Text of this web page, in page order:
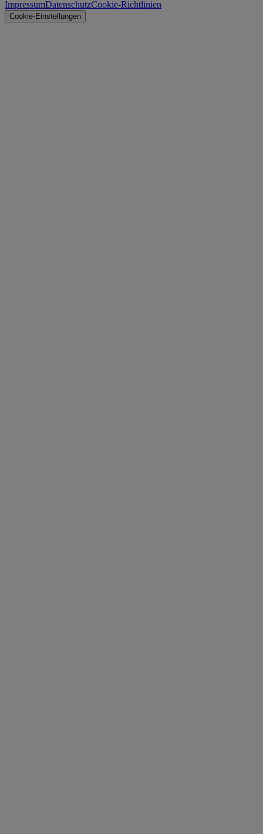
ImpressumDatenschutzCookie-Richtlinien
Cookie-Einstellungen